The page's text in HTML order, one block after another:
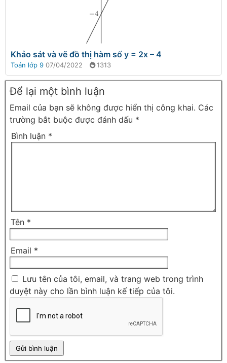
Khảo sát và vẽ đồ thị hàm số y = 2x – 4
Toán lớp 9 07/04/2022 1313
Để lại một bình luận
Email của bạn sẽ không được hiển thị công khai. Các
trường bắt buộc được đánh dấu *
Bình luận *
Tên *
Email *
Lưu tên của tôi, email, và trang web trong trình
duyệt này cho lần bình luận kế tiếp của tôi.